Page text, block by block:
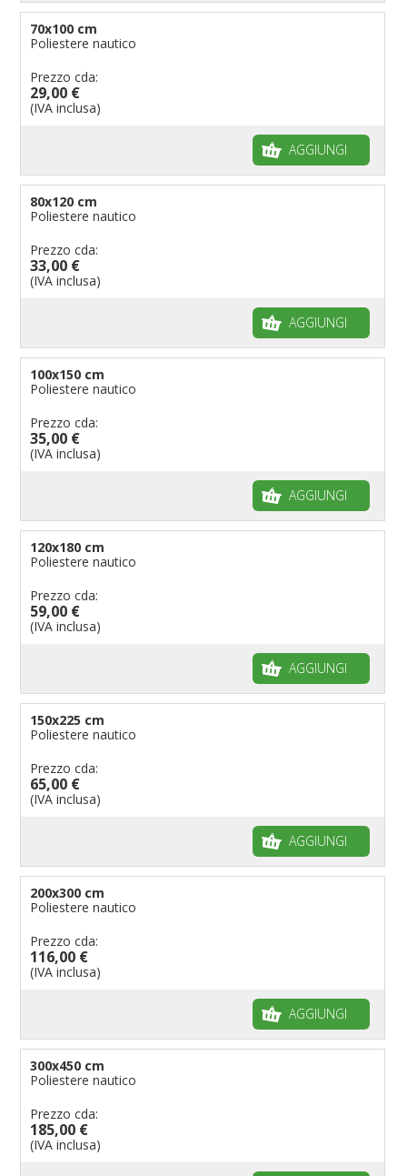
70x100 cm
Poliestere nautico
Prezzo cda:
29,00 €
(IVA inclusa)
AGGIUNGI
80x120 cm
Poliestere nautico
Prezzo cda:
33,00 €
(IVA inclusa)
AGGIUNGI
100x150 cm
Poliestere nautico
Prezzo cda:
35,00 €
(IVA inclusa)
AGGIUNGI
120x180 cm
Poliestere nautico
Prezzo cda:
59,00 €
(IVA inclusa)
AGGIUNGI
150x225 cm
Poliestere nautico
Prezzo cda:
65,00 €
(IVA inclusa)
AGGIUNGI
200x300 cm
Poliestere nautico
Prezzo cda:
116,00 €
(IVA inclusa)
AGGIUNGI
300x450 cm
Poliestere nautico
Prezzo cda:
185,00 €
(IVA inclusa)